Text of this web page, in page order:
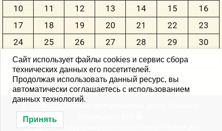
10
11 12 13 14 15
16
17
18 19 20 21 22
23
24
25 26 27 28 29
30
31
« Июн
Создание, поддержка и хостинг сайта -
Сайт использует файлы cookies и сервис сбора
технических данных его посетителей.
Продолжая использовать данный ресурс, вы
автоматически соглашаетесь с использованием
данных технологий.
Принять